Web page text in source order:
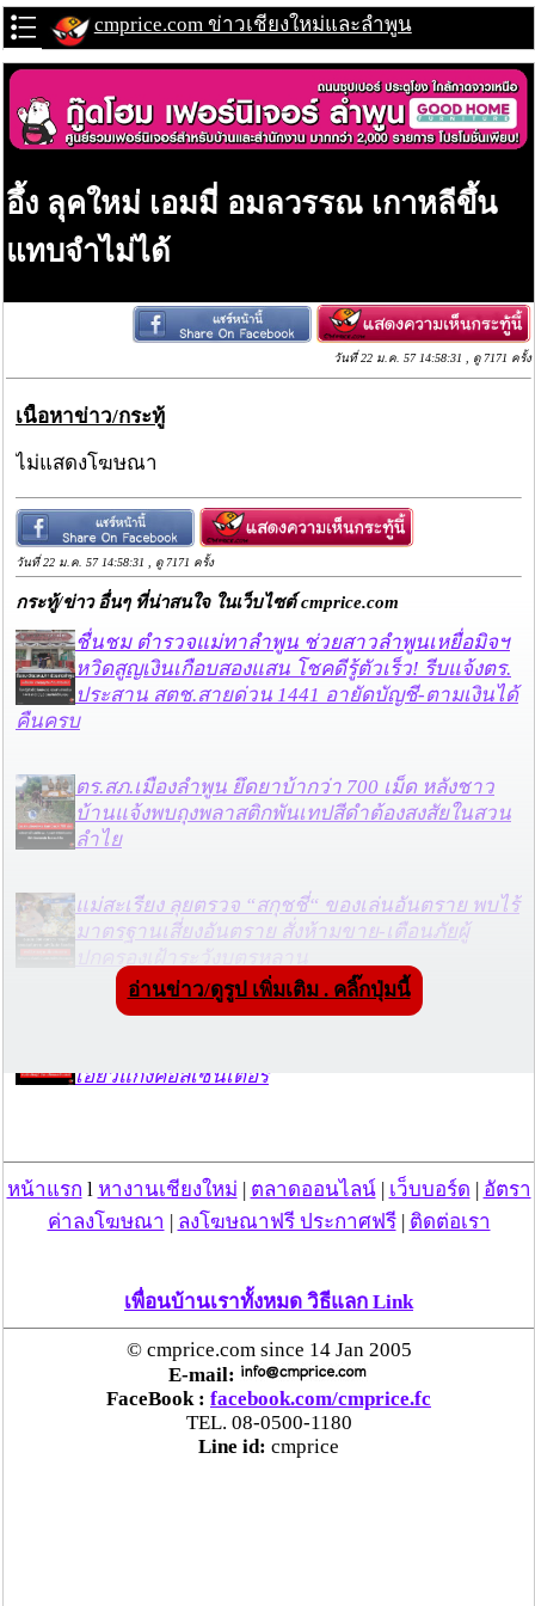
cmprice.com ข่าวเชียงใหม่และลำพูน
อึ้ง ลุคใหม่ เอมมี่ อมลวรรณ เกาหลีขึ้น
แทบจำไม่ได้
วันที่ 22 ม.ค. 57 14:58:31 , ดู 7171 ครั้ง
เนื้อหาข่าว/กระทู้
ไม่แสดงโฆษณา
วันที่ 22 ม.ค. 57 14:58:31 , ดู 7171 ครั้ง
กระทู้/ข่าว อื่นๆ ที่น่าสนใจ ในเว็บไซต์ cmprice.com
ชื่นชม ตำรวจแม่ทาลำพูน ช่วยสาวลำพูนเหยื่อมิจฯ
หวิดสูญเงินเกือบสองแสน โชคดีรู้ตัวเร็ว! รีบแจ้งตร.
ประสาน สตช.สายด่วน 1441 อายัดบัญชี-ตามเงินได้
คืนครบ
ตร.สภ.เมืองลำพูน ยึดยาบ้ากว่า 700 เม็ด หลังชาว
บ้านแจ้งพบถุงพลาสติกพันเทปสีดำต้องสงสัยในสวน
ลำไย
แม่สะเรียง ลุยตรวจ “สกุชชี่“ ของเล่นอันตราย พบไร้
มาตรฐานเสี่ยงอันตราย สั่งห้ามขาย-เตือนภัยผู้
ปกครองเฝ้าระวังบุตรหลาน
“ลาว” ส่ง “24 คนไทย” กลับประเทศผ่านด่าน
เอี่ยวแก๊งคอลเซ็นเตอร์
แรงงานต่างด้าวออนไลน์ ให้บริการ 24 ชั่วโมงทั่ว
ประเทศ เริ่ม 13 ต.ค. นี้
แม่น้ำรวก-แม่น้ำโขง พื้นที่เชียงใหม่-เชียงราย ครั้งที่
8 “พบสารหนูสูงเกินค่ามาตรฐาน“
ไทยยังน่าลงทุน หลังพบต่างชาติเชื่อมั่นลงทุนครึ่งปี
แรก 1.1 แสนล้านบาท
อ่านข่าว/ดูรูป เพิ่มเติม . คลิ๊กปุ่มนี้
หน้าแรก l หางานเชียงใหม่ ตลาดออนไลน์| เว็บบอร์ด
อัตรา
ค่าลงโฆษณา
ลงโฆษณาฟรี ประกาศฟรี| ติดต่อเรา
เพื่อนบ้านเราทั้งหมด วิธีแลก Link
© cmprice.com since 14 Jan 2005
E-mail:
FaceBook : facebook.com/cmprice.fc
TEL. 08-0500-1180
Line id: cmprice